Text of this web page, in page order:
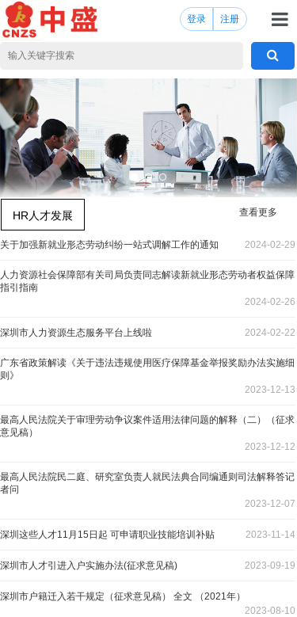
首页
新闻
党委
政策
关于
登录 注册
关于加强新就业形态劳动纠纷一站式调解工作的通知 2024-02-29
人力资源社会保障部有关司局负责同志解读新就业形态劳动者权益保障
指引指南
2024-02-26
深圳市人力资源生态服务平台上线啦 2024-02-22
广东省政策解读《关于违法违规使用医疗保障基金举报奖励办法实施细
则》
2023-12-13
最高人民法院关于审理劳动争议案件适用法律问题的解释（二）（征求
意见稿）
2023-12-12
最高人民法院民二庭、研究室负责人就民法典合同编通则司法解释答记
者问
2023-12-07
深圳这些人才11月15日起 可申请职业技能培训补贴 2023-11-14
深圳市人才引进入户实施办法(征求意见稿) 2023-09-19
深圳市户籍迁入若干规定（征求意见稿） 全文 （2021年）
2023-08-10
HR人才发展 查看更多